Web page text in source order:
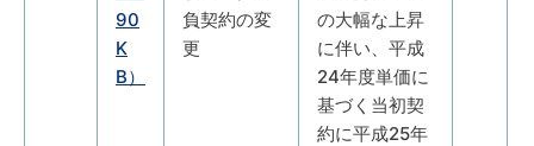
90
K
B）
負契約の変
更
の大幅な上昇
に伴い、平成
24年度単価に
基づく当初契
約に平成25年